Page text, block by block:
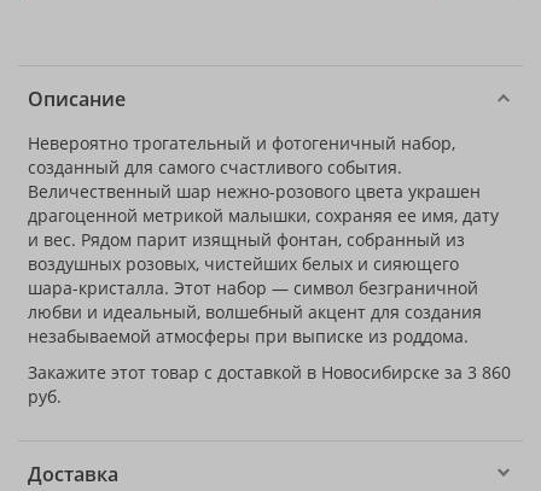
Описание
Невероятно трогательный и фотогеничный набор,
созданный для самого счастливого события.
Величественный шар нежно-розового цвета украшен
драгоценной метрикой малышки, сохраняя ее имя, дату
и вес. Рядом парит изящный фонтан, собранный из
воздушных розовых, чистейших белых и сияющего
шара-кристалла. Этот набор — символ безграничной
любви и идеальный, волшебный акцент для создания
незабываемой атмосферы при выписке из роддома.
Закажите этот товар с доставкой в Новосибирске за 3 860
руб.
Доставка